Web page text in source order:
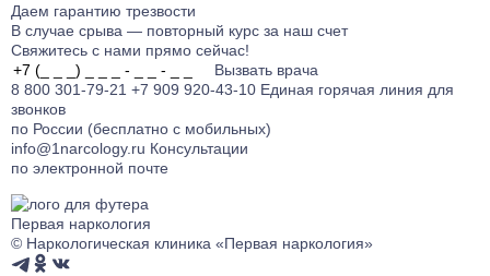
Даем гарантию трезвости
В случае срыва — повторный курс за наш счет
Свяжитесь с нами прямо сейчас!
Вызвать врача
8 800 301-79-21 +7 909 920-43-10 Единая горячая линия для
звонков
по России (бесплатно с мобильных)
info@1narcology.ru Консультации
по электронной почте
Первая наркология
© Наркологическая клиника «Первая наркология»